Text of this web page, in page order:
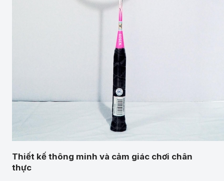
Thiết kế thông minh và cảm giác chơi chân
thực